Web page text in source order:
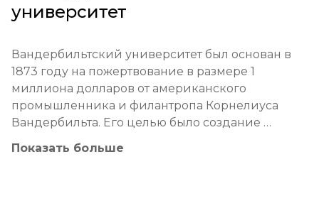
университет
Вандербильтский университет был основан в
1873 году на пожертвование в размере 1
миллиона долларов от американского
промышленника и филантропа Корнелиуса
Вандербильта. Его целью было создание
должны объединять всех людей». Изначально
Показать больше